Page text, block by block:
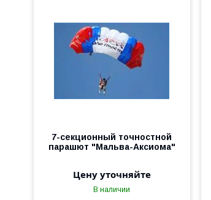
7-секционный точностной
парашют "Мальва-Аксиома"
Цену уточняйте
В наличии